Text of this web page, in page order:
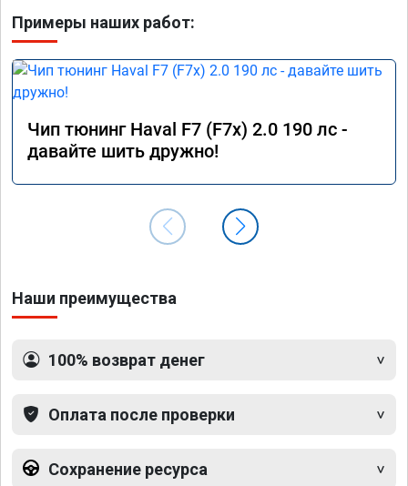
Примеры наших работ:
Чип тюнинг Haval F7 (F7x) 2.0 190 лс -
давайте шить дружно!
Наши преимущества
100% возврат денег
Оплата после проверки
Сохранение ресурса